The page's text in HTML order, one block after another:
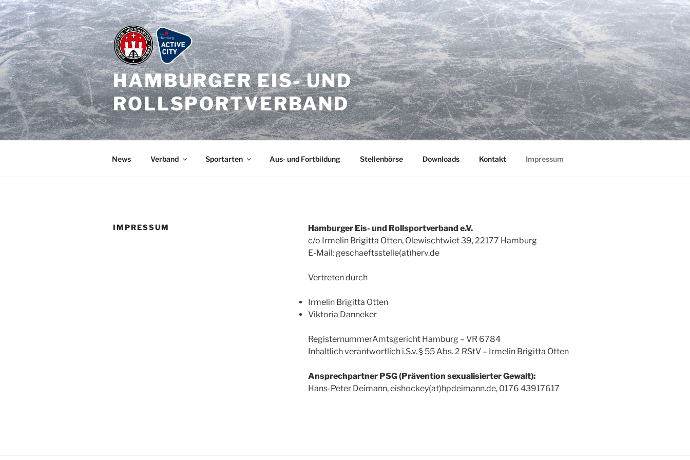
Zum
Inhalt
springen
HAMBURGER EIS- UND
ROLLSPORTVERBAND
News Verband Sportarten Aus- und Fortbildung Stellenbörse Downloads Kontakt Impressum
IMPRESSUM
Hamburger Eis- und Rollsportverband e.V.
c/o Irmelin Brigitta Otten, Olewischtwiet 39, 22177 Hamburg
E-Mail: geschaeftsstelle(at)herv.de
Vertreten durch
Irmelin Brigitta Otten
Viktoria Danneker
RegisternummerAmtsgericht Hamburg – VR 6784
Inhaltlich verantwortlich i.S.v. § 55 Abs. 2 RStV – Irmelin Brigitta Otten
Ansprechpartner PSG (Prävention sexualisierter Gewalt):
Hans-Peter Deimann, eishockey(at)hpdeimann.de, 0176 43917617